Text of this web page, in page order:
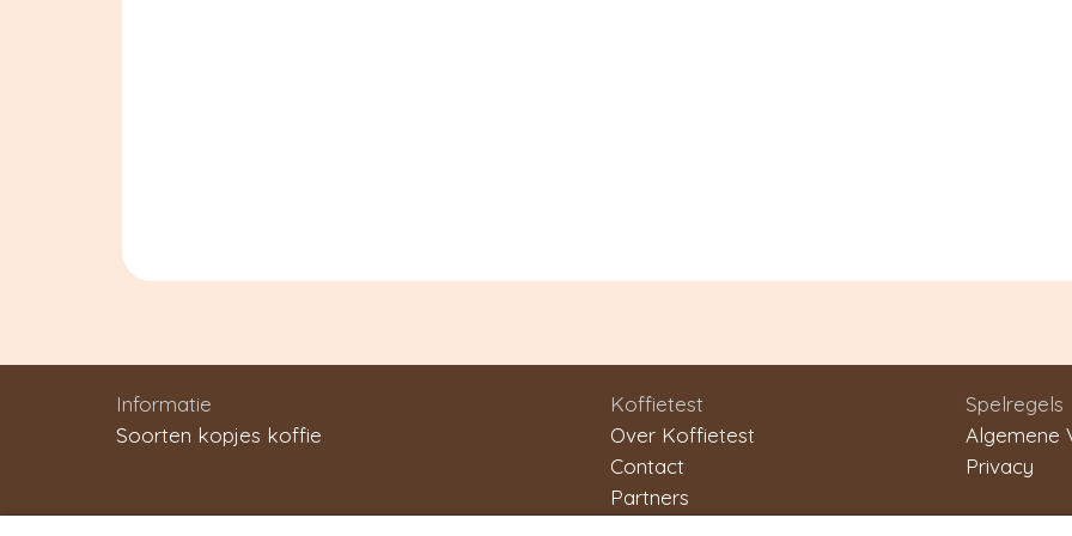
Informatie
Soorten kopjes koffie
Koffietest
Over Koffietest
Contact
Partners
Spelregels
Algemene
Privacy